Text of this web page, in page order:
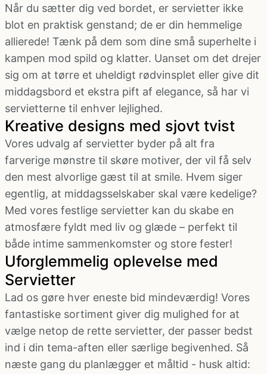
Når du sætter dig ved bordet, er servietter ikke
blot en praktisk genstand; de er din hemmelige
allierede! Tænk på dem som dine små superhelte i
kampen mod spild og klatter. Uanset om det drejer
sig om at tørre et uheldigt rødvinsplet eller give dit
middagsbord et ekstra pift af elegance, så har vi
servietterne til enhver lejlighed.
Kreative designs med sjovt tvist
Vores udvalg af servietter byder på alt fra
farverige mønstre til skøre motiver, der vil få selv
den mest alvorlige gæst til at smile. Hvem siger
egentlig, at middagsselskaber skal være kedelige?
Med vores festlige servietter kan du skabe en
atmosfære fyldt med liv og glæde – perfekt til
både intime sammenkomster og store fester!
Uforglemmelig oplevelse med
Servietter
Lad os gøre hver eneste bid mindeværdig! Vores
fantastiske sortiment giver dig mulighed for at
vælge netop de rette servietter, der passer bedst
ind i din tema-aften eller særlige begivenhed. Så
næste gang du planlægger et måltid - husk altid: